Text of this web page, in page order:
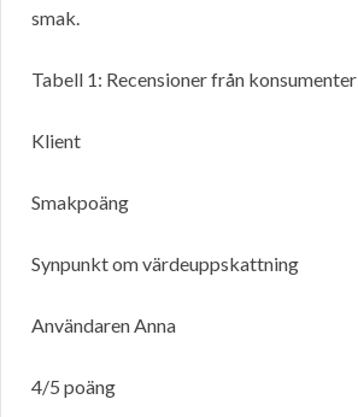
smak.
Tabell 1: Recensioner från konsumenter
Klient
Smakpoäng
Synpunkt om värdeuppskattning
Användaren Anna
4/5 poäng